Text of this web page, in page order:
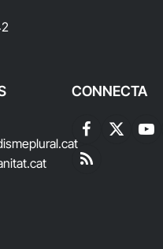
CONNECTA
Facebook
X
RSS